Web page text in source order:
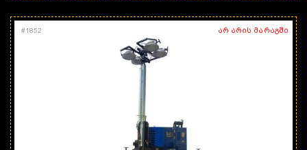
არ არის მარაგში
#1852